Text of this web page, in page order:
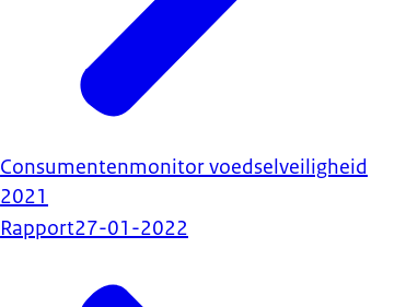
Consumentenmonitor voedselveiligheid
2021
Rapport27-01-2022